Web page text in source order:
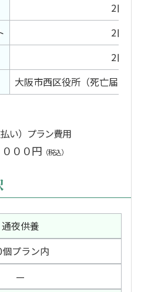
2日間
2日間
2日間
大阪市西区役所（死亡届）
払い）プラン費用
０００円 （税込）
通夜供養
個プラン内
—